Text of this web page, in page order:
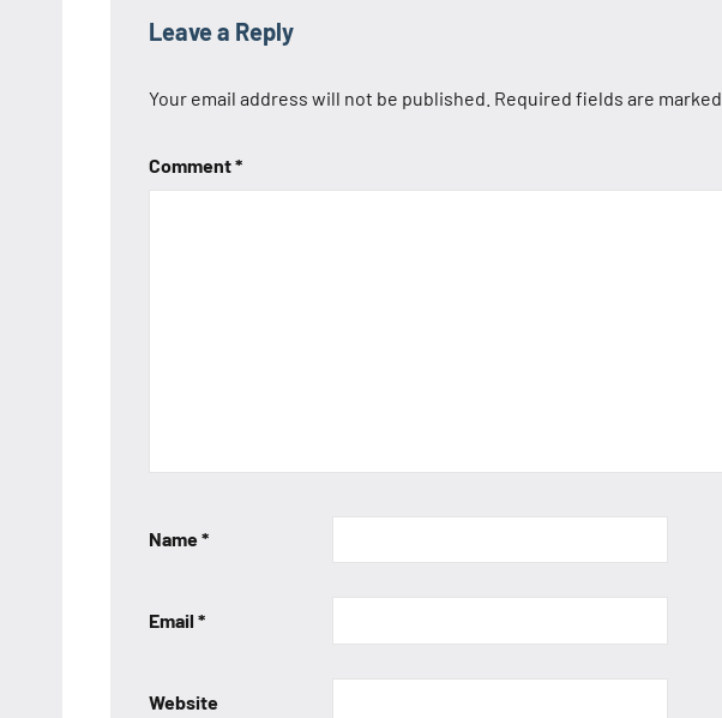
Leave a Reply
Your email address will not be published. Required fields are marked
Comment*
Name*
Email *
Website